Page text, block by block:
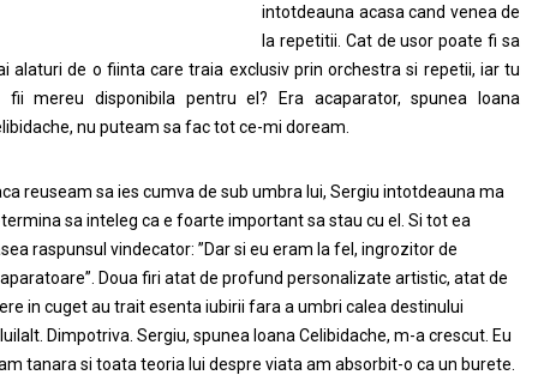
intotdeauna acasa cand venea de
la repetitii. Cat de usor poate fi sa
alaturi de o fiinta care traia exclusiv prin orchestra si repetii, iar tu
fii mereu disponibila pentru el? Era acaparator, spunea Ioana
nu puteam sa fac tot ce-mi doream.
reuseam sa ies cumva de sub umbra lui, Sergiu intotdeauna ma
sa inteleg ca e foarte important sa stau cu el. Si tot ea
raspunsul vindecator: ”Dar si eu eram la fel, ingrozitor de
Doua firi atat de profund personalizate artistic, atat de
in cuget au trait esenta iubirii fara a umbri calea destinului
Dimpotriva. Sergiu, spunea Ioana Celibidache, m-a crescut. Eu
tanara si toata teoria lui despre viata am absorbit-o ca un burete.